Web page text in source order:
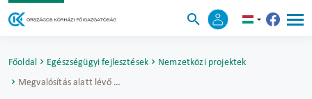
Főoldal Egészségügyi fejlesztések
Nemzetközi projektek
Megvalósítás alatt lévő nemzetközi projektek